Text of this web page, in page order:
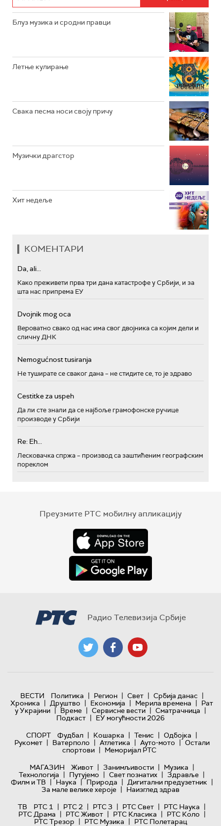
РАДИО ЏЕЗЕР
Блуз музика и сродни правци
Летње кулирање
Свака песма носи своју причу
Музички драгстор
Хит недеље
КОМЕНТАРИ
Da, ali...
Како преживети прва три дана катастрофе у Србији, и за
шта нас припрема ЕУ
Dvojnik mog oca
Вероватно свако од нас има свог двојника са којим дели и
сличну ДНК
Nemogućnost tusiranja
Не туширате се сваког дана – не стидите се, то је здраво
Cestitke za uspeh
Да ли сте знали да се најбоље грамофонске ручице
производе у Србији
Re: Eh...
Лесковачка спржа – производ са заштићеним географским
пореклом
Преузмите РТС мобилну апликацију
Радио Телевизија Србије
ВЕСТИ Политика | Регион | Свет | Србија данас |
Хроника | Друштво | Економија | Мерила времена | Рат
у Украјини | Време | Сервисне вести | Сматрачница |
Подкаст | ЕУ могућности 2026
СПОРТ
Фудбал | Кошарка | Тенис | Одбојка |
Рукомет | Ватерполо | Атлетика | Ауто-мото | Остали
спортови | Меморијал РТС
МАГАЗИН
Живот | Занимљивости | Музика |
Технологијa | Путујемо | Свет познатих | Здравље |
Филм и ТВ | Наука | Природа | Дигитални предузетник |
За мале велике хероје | Наизглед здрав
ТВ
РТС 1 | РТС 2 | РТС 3 | РТС Свет | РТС Наука |
РТС Драма | РТС Живот | РТС Класика | РТС Коло |
РТС Трезор | РТС Музика | РТС Полетарац